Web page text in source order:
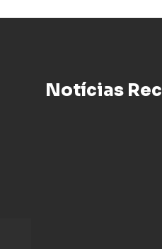
Notícias